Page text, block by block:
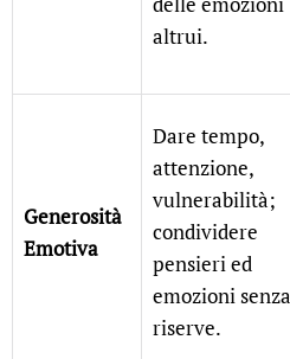
altrui.
Generosità
Emotiva
Dare tempo,
attenzione,
vulnerabilità;
condividere
pensieri ed
emozioni senza
riserve.